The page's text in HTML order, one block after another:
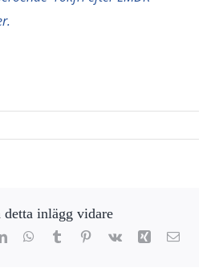
detta inlägg vidare
LinkedInWhatsApp
TumblrPinterest
Vk Xing Email